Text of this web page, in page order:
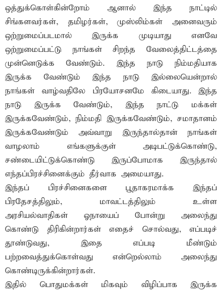
ஒத்துக்கொள்கின்றோம் ஆனால் இந்த நாட்டில்
சிங்களவர்கள், தமிழர்கள், முஸ்லிம்கள் அனைவரும்
ஒற்றுமைப்படமால் இருக்க முடியாது எனவே
ஒற்றுமைப்பட்டு நாங்கள் சிறந்த வேலைத்திட்டத்தை
முன்னெடுக்க வேண்டும். இந்த நாடு நிம்மதியாக
இருக்க வேண்டும் இந்த நாடு இல்லையென்றால்
நாங்கள் வாழ்வதிலே பிரயோசனமே கிடையாது. இந்த
நாடு இருக்க வேண்டும், இந்த நாட்டு மக்கள்
இருக்கவேண்டும், நிம்மதி இருக்கவேண்டும், சமாதானம்
இருக்கவேண்டும் அவ்வாறு இருந்தால்தான் நாங்கள்
வாழலாம் எங்களுக்குள் அடிபட்டுக்கொண்டு,
சண்டையிட்டுக்கொண்டு இருப்போமாக இருந்தால்
எந்தப்பிரச்சினைக்கும் தீர்வாக அமையாது.
இந்தப் பிரச்சினைகளை பூதாகரமாக்க இந்தப்
பிரதேசத்திலும், மாவட்டத்திலும் உள்ள
அரசியல்வாதிகள் ஓநாயைப் போன்று அலைந்து
கொண்டு திரிகின்றார்கள் எதைச் சொல்வது, எப்படிச்
தூண்டுவது, இதை எப்படி மீண்டும்
பற்றவைத்துக்கொள்வது என்றெல்லாம் அலைந்து
கொண்டிருக்கின்றார்கள்.
இதில் பொதுமக்கள் மிகவும் விழிப்பாக இருக்க